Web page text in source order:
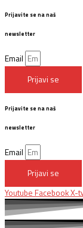
Prijavite se na naš
newsletter
Email
Prijavi se
Prijavite se na naš
newsletter
Email
Prijavi se
Youtube FacebookX-